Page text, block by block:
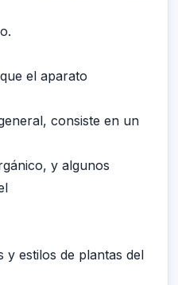
el aparato
consiste en un
y algunos
y estilos de plantas del